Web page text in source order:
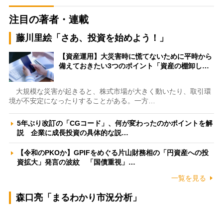
注目の著者・連載
藤川里絵「さあ、投資を始めよう！」
【資産運用】大災害時に慌てないために平時から
備えておきたい3つのポイント「資産の棚卸し…
大規模な災害が起きると、株式市場が大きく動いたり、取引環
境が不安定になったりすることがある。一方…
5年ぶり改訂の「CGコード」、何が変わったのかポイントを解
説 企業に成長投資の具体的な説…
【令和のPKOか】GPIFをめぐる片山財務相の「円資産への投
資拡大」発言の波紋 「国債重視」…
一覧を見る
森口亮「まるわかり市況分析」